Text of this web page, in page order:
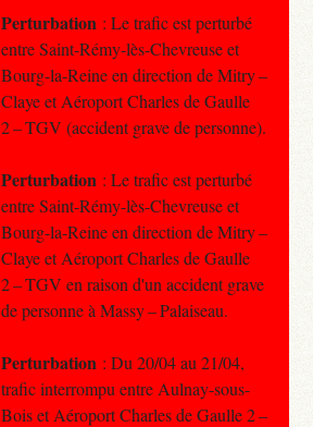
Perturbation : Le trafic est perturbé
entre Saint-Rémy-lès-Chevreuse et
Bourg-la-Reine en direction de Mitry –
Claye et Aéroport Charles de Gaulle
2 – TGV (accident grave de personne).
Perturbation : Le trafic est perturbé
entre Saint-Rémy-lès-Chevreuse et
Bourg-la-Reine en direction de Mitry –
Claye et Aéroport Charles de Gaulle
2 – TGV en raison d'un accident grave
de personne à Massy – Palaiseau.
Perturbation : Du 20/04 au 21/04,
trafic interrompu entre Aulnay-sous-
Bois et Aéroport Charles de Gaulle 2 –